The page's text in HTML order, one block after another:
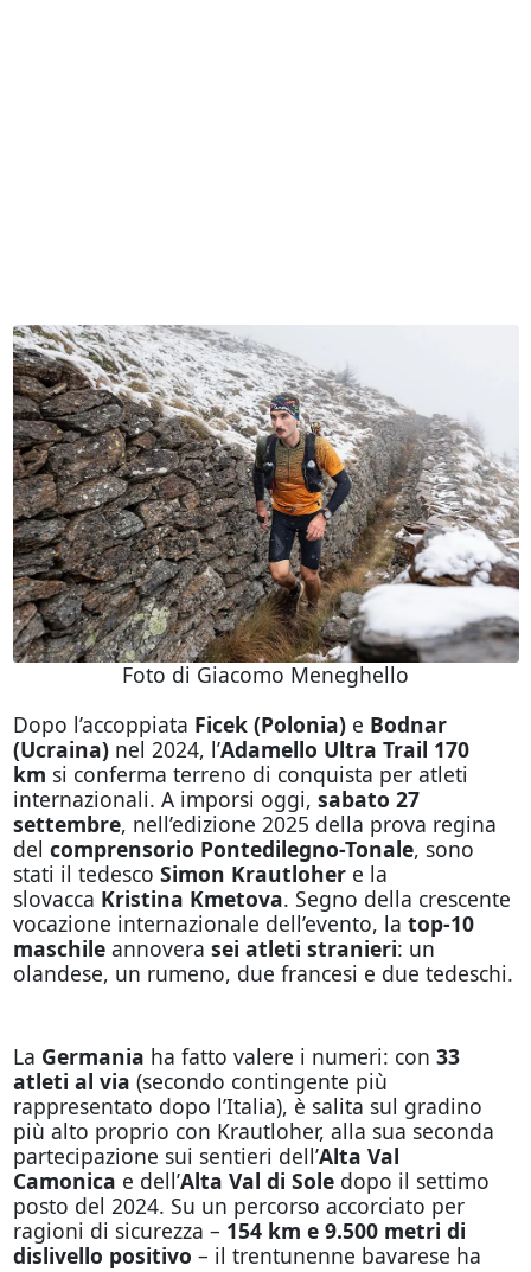
Foto di Giacomo Meneghello
Dopo l’accoppiata Ficek (Polonia)e Bodnar
(Ucraina)nel 2024, l’Adamello Ultra Trail 170
km si conferma terreno di conquista per atleti
internazionali. A imporsi oggi, sabato 27
settembre, nell’edizione 2025 della prova regina
del comprensorio Pontedilegno-Tonale, sono
stati il tedesco Simon Krautlohere la
slovacca Kristina Kmetova. Segno della crescente
vocazione internazionale dell’evento, la top-10
maschileannovera sei atleti stranieri: un
olandese, un rumeno, due francesi e due tedeschi.
La Germania ha fatto valere i numeri: con 33
atleti al via (secondo contingente più
rappresentato dopo l’Italia), è salita sul gradino
più alto proprio con Krautloher, alla sua seconda
partecipazione sui sentieri dell’Alta Val
Camonica e dell’Alta Val di Soledopo il settimo
posto del 2024. Su un percorso accorciato per
ragioni di sicurezza – 154 km e 9.500 metri di
dislivello positivo – il trentunenne bavarese ha